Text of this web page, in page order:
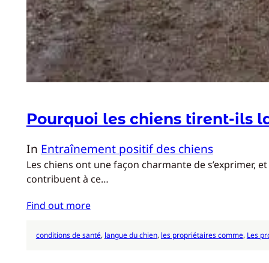
Pourquoi les chiens tirent-ils
In Entraînement positif des chiens
Les chiens ont une façon charmante de s’exprimer,
contribuent à ce…
Find out more
conditions de santé, langue du chien, les propriétaires comme, Les